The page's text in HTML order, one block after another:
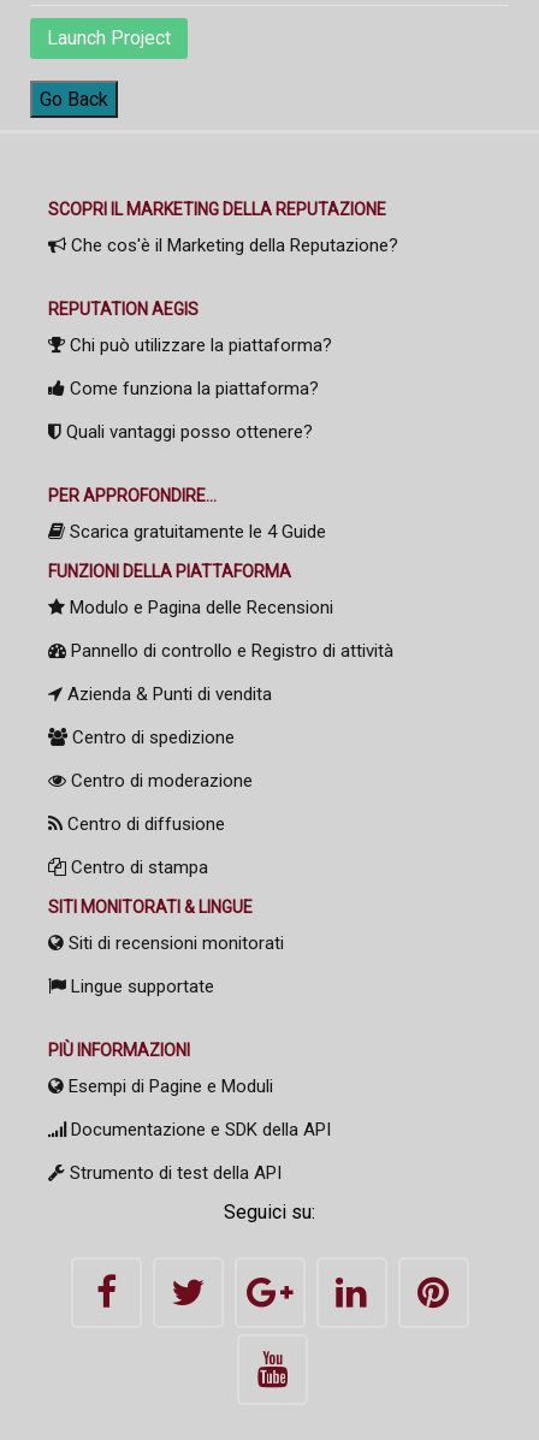
Launch Project
Go Back
SCOPRI IL MARKETING DELLA REPUTAZIONE
Che cos'è il Marketing della Reputazione?
REPUTATION AEGIS
Chi può utilizzare la piattaforma?
Come funziona la piattaforma?
Quali vantaggi posso ottenere?
PER APPROFONDIRE...
Scarica gratuitamente le 4 Guide
FUNZIONI DELLA PIATTAFORMA
Modulo e Pagina delle Recensioni
Pannello di controllo e Registro di attività
Azienda & Punti di vendita
Centro di spedizione
Centro di moderazione
Centro di diffusione
Centro di stampa
SITI MONITORATI & LINGUE
Siti di recensioni monitorati
Lingue supportate
PIÙ INFORMAZIONI
Esempi di Pagine e Moduli
Documentazione e SDK della API
Strumento di test della API
Seguici su: